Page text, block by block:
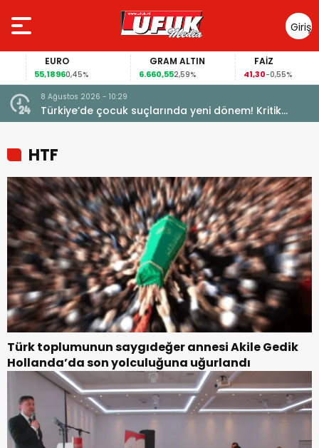
Giriş
Yap
EURO
55,18960,45%
GRAM ALTIN
6.660,552,59%
FAİZ
41,30-0,55%
8 Ağustos 2026 - 10:29
Türkiye’de çocuk suçlarında yeni dönem! Kritik
maddeler kabul edildi
HTF
Türk toplumunun saygıdeğer annesi Akile Gedik
Hollanda’da son yolculuğuna uğurlandı